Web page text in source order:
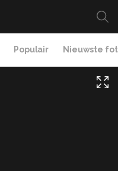
Populair Nieuwste